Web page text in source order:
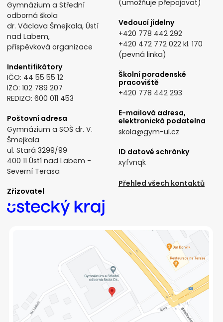
Gymnázium a Střední
odborná škola
dr. Václava Šmejkala, Ústí
nad Labem,
příspěvková organizace
Indentifikátory
IČO: 44 55 55 12
IZO: 102 789 207
REDIZO: 600 011 453
Poštovní adresa
Gymnázium a SOŠ dr. V.
Šmejkala
ul. Stará 3299/99
400 11 Ústí nad Labem -
Severní Terasa
Zřizovatel
(umožňuje přepojovat)
Vedoucí jídelny
+420 778 442 292
+420 472 772 022 kl. 170
(pevná linka)
Školní poradenské
pracoviště
+420 778 442 293
E-mailová adresa,
elektronická podatelna
skola@gym-ul.cz
ID datové schránky
xyfvnqk
Přehled všech kontaktů